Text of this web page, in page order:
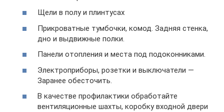
Щели в полу и плинтусах
Прикроватные тумбочки, комод. Задняя стенка,
дно и выдвижные полки.
Панели отопления и места под подоконниками.
Электроприборы, розетки и выключатели —
Заранее обесточить.
В качестве профилактики обработайте
вентиляционные шахты, коробку входной двери